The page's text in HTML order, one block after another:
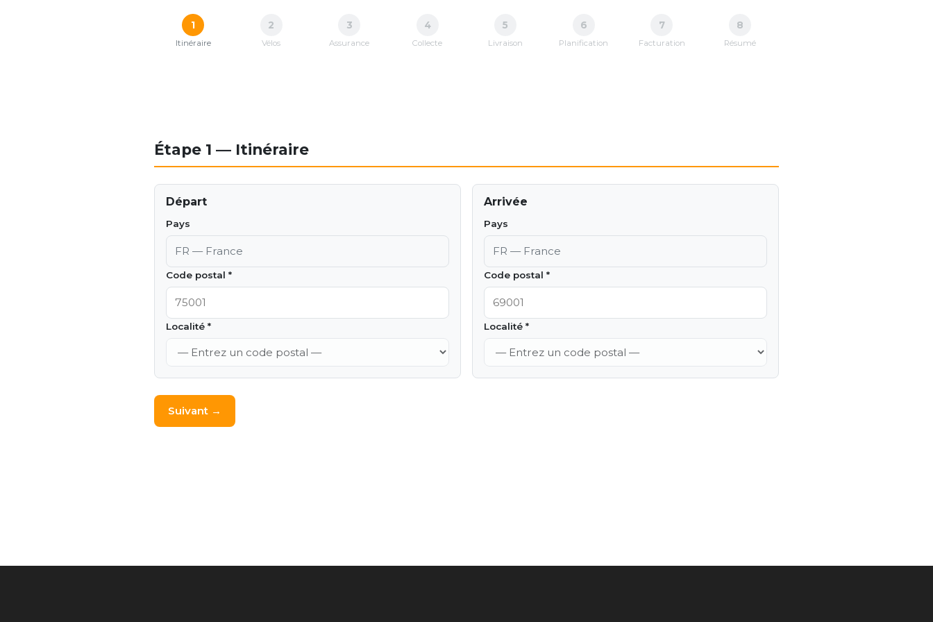
1
Itinéraire
2
Vélos
3
Assurance
4
Collecte
5
Livraison
6
Planification
7
Facturation
8
Résumé
Étape 1 — Itinéraire
Départ
Pays
Code postal *
Localité *
Arrivée
Pays
Code postal *
Localité *
Suivant →